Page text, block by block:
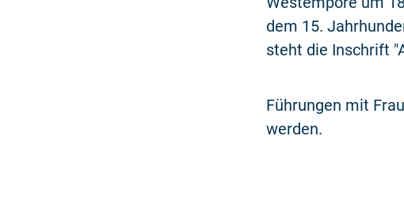
dem 15.
steht die Inschrift
Führungen mit
werden.